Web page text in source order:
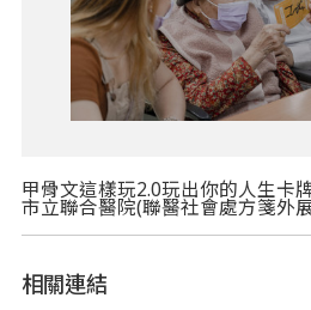
甲骨文這樣玩2.0玩出你的人生卡
市立聯合醫院(聯醫社會處方箋外
相關連結